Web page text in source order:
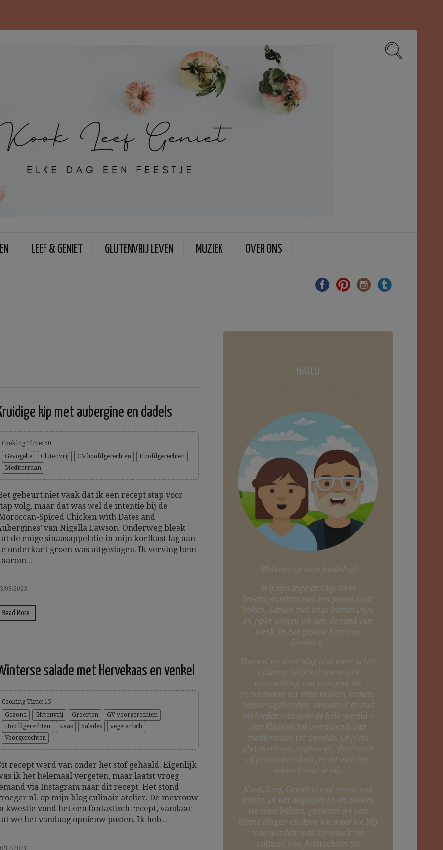
LEEF & GENIET GLUTENVRIJ LEVEN MUZIEK OVER ONS
kip met aubergine en dadels
Cooking Time: 50'
Gevogelte
Glutenvrij GV hoofdgerechten
Hoofdgerechten
Mediterraan
gebeurt niet vaak dat ik een recept stap voor
volg, maar dat was wel de intentie bij de
Spiced Chicken with Dates and
van Nigella Lawson. Onderweg bleek
de enige sinaasappel die in mijn koelkast lag aan
onderkant groen was uitgeslagen. Ik verving hem
08/2023
Read More
salade met Hervekaas en venkel
Cooking Time: 15'
Gezond
Glutenvrij Groenten
GV voorgerechten
Hoofdgerechten
Kaas Salades
vegetarisch
Voorgerechten
recept werd van onder het stof gehaald. Eigenlijk
ik het helemaal vergeten, maar laatst vroeg
via Instagram naar dit recept. Het stond
nl. op mijn blog culinair atelier. De mevrouw
kwestie vond het een fantastisch recept, vandaar
we het vandaag opnieuw posten. Ik heb...
12/2021
HALLO
Welkom op onze foodblog!
Wij zijn Inge en Guy, twee
levensgenieters met een passie voor
koken. Samen met onze katten Diva
en Jipke wonen we aan de rand van
Genk, in het groene hart van
Limburg.
Hoewel we deze blog niet meer actief
updaten, blijft hij een mooie
verzameling van recepten die
rechtstreeks uit onze keuken komen.
Seizoensgebonden, smaakvol en met
invloeden van over de hele wereld –
van klassiek tot verrassend, van
mediterraan tot werelds. Of je nu
glutenvrij eet, vegetariër, flexitariër
of pescotariër bent, er zit vast iets
lekkers voor je bij.
Kook, Leef, Geniet is nog steeds ons
motto. In het dagelijks leven zoeken
we naar balans, genieten we van
kleine dingen en doen we waar we blij
van worden: van keramiek tot
cultuur, van fietstochten tot